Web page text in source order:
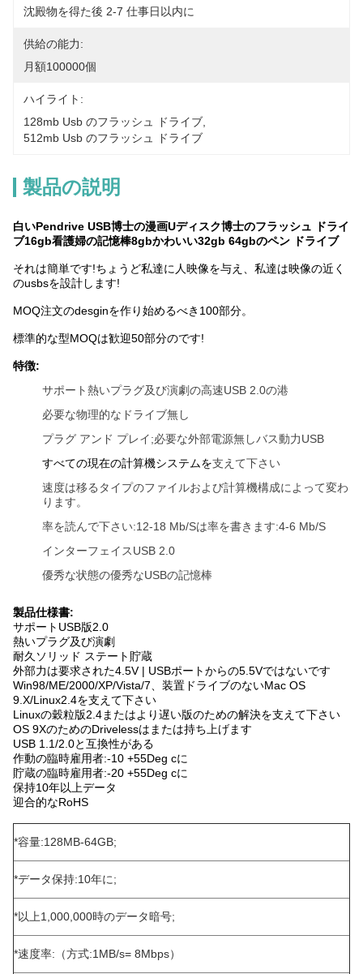
沈殿物を得た後 2-7 仕事日以内に
供給の能力:
月額100000個
ハイライト:
128mb Usb のフラッシュ ドライブ
512mb Usb のフラッシュ ドライブ
製品の説明
白いPendrive USB博士の漫画Uディスク博士のフラッシュ ドライ
ブ16gb看護婦の記憶棒8gbかわいい32gb 64gbのペン ドライブ
それは簡単です!ちょうど私達に人映像を与え、私達は映像の近く
のusbsを設計します!
MOQ注文のdesginを作り始めるべき100部分。
標準的な型MOQは歓迎50部分のです!
特徴:
サポート熱いプラグ及び演劇の高速USB 2.0の港
必要な物理的なドライブ無し
プラグ アンド プレイ;必要な外部電源無しバス動力USB
すべての現在の計算機システムを支えて下さい
速度は移るタイプのファイルおよび計算機構成によって変わ
ります。
率を読んで下さい:12-18 Mb/Sは率を書きます:4-6 Mb/S
インターフェイスUSB 2.0
優秀な状態の優秀なUSBの記憶棒
製品仕様書:
サポートUSB版2.0
熱いプラグ及び演劇
耐久ソリッド ステート貯蔵
外部力は要求された4.5V | USBポートからの5.5Vではないです
Win98/ME/2000/XP/Vista/7、装置ドライブのないMac OS
9.X/Linux2.4を支えて下さい
Linuxの穀粒版2.4またはより遅い版のための解決を支えて下さい
OS 9XのためのDrivelessはまたは持ち上げます
USB 1.1/2.0と互換性がある
作動の臨時雇用者:-10 +55Deg cに
貯蔵の臨時雇用者:-20 +55Deg cに
保持10年以上データ
迎合的なRoHS
*容量:128MB-64GB;
*データ保持:10年に;
*以上1,000,000時のデータ暗号;
*速度率:（方式:1MB/s= 8Mbps）